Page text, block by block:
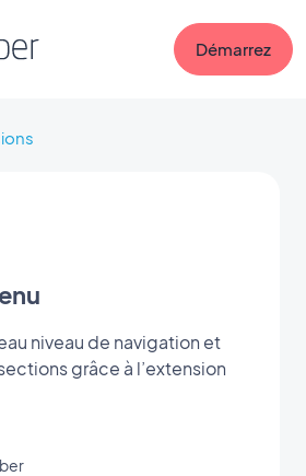
Démarrez
niveau de navigation et
grâce à l’extension